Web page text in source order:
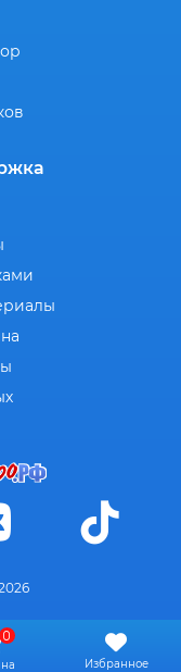
0
Избранное